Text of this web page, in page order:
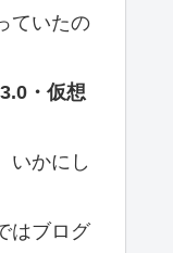
ていたの
・仮想
いかにし
はブログ